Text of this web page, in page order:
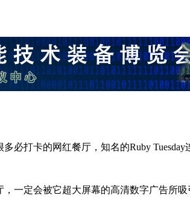
打卡的网红餐厅，知名的Ruby Tuesday
一定会被它超大屏幕的高清数字广告所吸